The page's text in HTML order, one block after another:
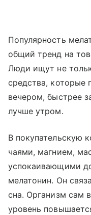
Популярность
общий тренд на
Люди ищут не
средства, которые
вечером, быстрее
лучше утром.
В покупательскую
чаями, магнием,
успокаивающими
мелатонин. Он
сна. Организм сам
уровень